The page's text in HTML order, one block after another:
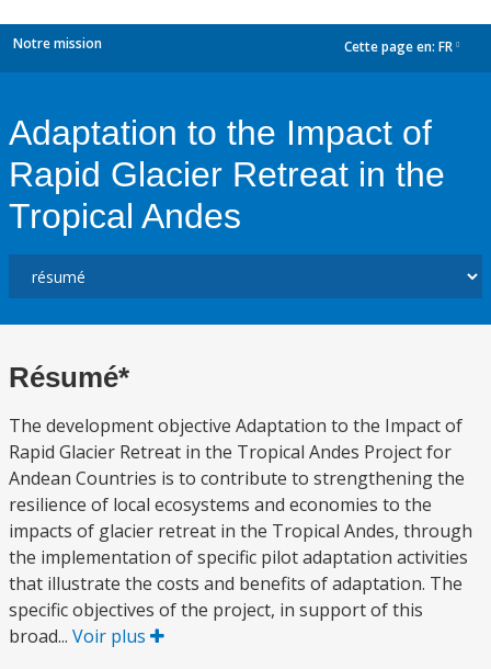
Notre mission Cette page en: FR
Adaptation to the Impact of
Rapid Glacier Retreat in the
Tropical Andes
Résumé*
The development objective Adaptation to the Impact of
Rapid Glacier Retreat in the Tropical Andes Project for
Andean Countries is to contribute to strengthening the
resilience of local ecosystems and economies to the
impacts of glacier retreat in the Tropical Andes, through
the implementation of specific pilot adaptation activities
that illustrate the costs and benefits of adaptation. The
specific objectives of the project, in support of this
broad... Voir plus